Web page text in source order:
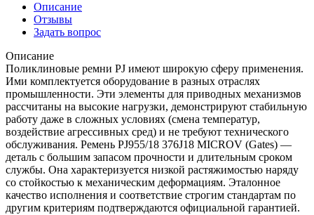
Описание
Отзывы
Задать вопрос
Описание
Поликлиновые ремни PJ имеют широкую сферу применения.
Ими комплектуется оборудование в разных отраслях
промышленности. Эти элементы для приводных механизмов
рассчитаны на высокие нагрузки, демонстрируют стабильную
работу даже в сложных условиях (смена температур,
воздействие агрессивных сред) и не требуют технического
обслуживания. Ремень PJ955/18 376J18 MICROV (Gates) —
деталь с большим запасом прочности и длительным сроком
службы. Она характеризуется низкой растяжимостью наряду
со стойкостью к механическим деформациям. Эталонное
качество исполнения и соответствие строгим стандартам по
другим критериям подтверждаются официальной гарантией.